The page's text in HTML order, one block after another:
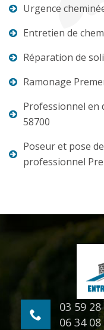
Urgence
Entretien de
Réparation de
Ramonage
Professionnel en
58700
Poseur et pose
professionnel
03 59 28
06 34